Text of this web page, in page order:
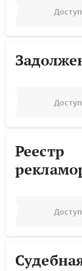
Реестр